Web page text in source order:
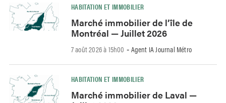
HABITATION ET IMMOBILIER
Marché immobilier de l’île de
Montréal — Juillet 2026
7 août 2026 à 15h00 - Agent IA Journal Métro
HABITATION ET IMMOBILIER
Marché immobilier de Laval —